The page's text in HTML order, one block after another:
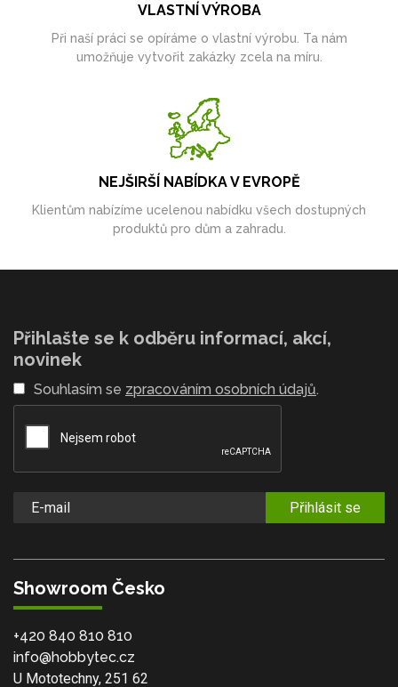
VLASTNÍ VÝROBA
Při naší práci se opíráme o vlastní výrobu. Ta nám
umožňuje vytvořit zakázky zcela na míru.
NEJŠIRŠÍ NABÍDKA V EVROPĚ
Klientům nabízíme ucelenou nabídku všech dostupných
produktů pro dům a zahradu.
Přihlašte se k odběru informací, akcí,
novinek
Souhlasím se zpracováním osobních údajů.
Přihlásit se
Showroom Česko
+420 840 810 810
info@hobbytec.cz
U Mototechny, 251 62